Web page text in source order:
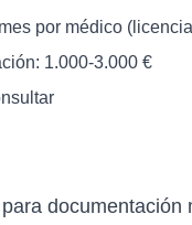
por médico
1.000-3.000 €
documentación